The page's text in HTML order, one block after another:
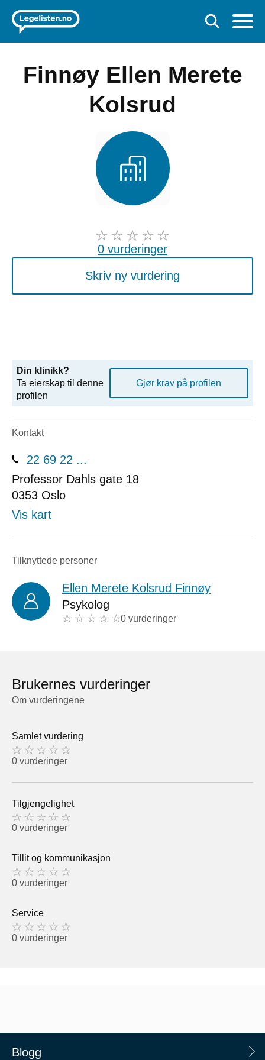
Finnøy Ellen Merete
Kolsrud
0 vurderinger
Skriv ny vurdering
Din klinikk?
Ta eierskap til denne
profilen
Gjør krav på profilen
Kontakt
22 69 22 ...
Professor Dahls gate 18
0353 Oslo
Vis kart
Tilknyttede personer
Ellen Merete Kolsrud Finnøy
Psykolog
0 vurderinger
Brukernes vurderinger
Om vurderingene
Samlet vurdering
0 vurderinger
Tilgjengelighet
0 vurderinger
Tillit og kommunikasjon
0 vurderinger
Service
0 vurderinger
Blogg